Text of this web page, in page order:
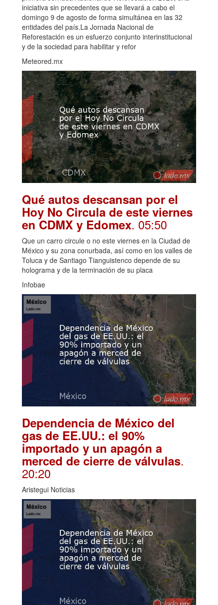
iniciativa sin precedentes que se llevará a cabo el
domingo 9 de agosto de forma simultánea en las 32
entidades del país.La Jornada Nacional de
Reforestación es un esfuerzo conjunto interinstitucional
y de la sociedad para habilitar y refor
Meteored.mx
Qué autos descansan por el
Hoy No Circula de este viernes
en CDMX y Edomex. 05:50
Que un carro circule o no este viernes en la Ciudad de
México y su zona conurbada, así como en los valles de
Toluca y de Santiago Tianguistenco depende de su
holograma y de la terminación de su placa
Infobae
Dependencia de México del
gas de EE.UU.: el 90%
importado y un apagón a
merced de cierre de válvulas.
20:20
Aristegui Noticias